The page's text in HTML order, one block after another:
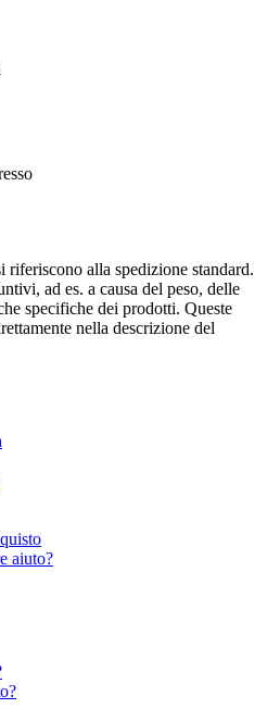
riferiscono alla spedizione standard.
ad es. a causa del peso, delle
specifiche dei prodotti. Queste
nella descrizione del
aiuto?